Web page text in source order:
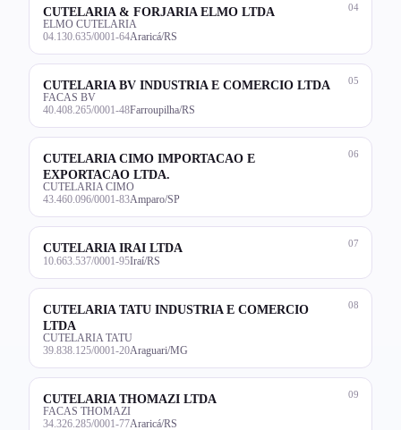
04
CUTELARIA & FORJARIA ELMO LTDA
ELMO CUTELARIA
04.130.635/0001-64Araricá/RS
05
CUTELARIA BV INDUSTRIA E COMERCIO LTDA
FACAS BV
40.408.265/0001-48Farroupilha/RS
06
CUTELARIA CIMO IMPORTACAO E
EXPORTACAO LTDA.
CUTELARIA CIMO
43.460.096/0001-83Amparo/SP
07
CUTELARIA IRAI LTDA
10.663.537/0001-95Iraí/RS
08
CUTELARIA TATU INDUSTRIA E COMERCIO
LTDA
CUTELARIA TATU
39.838.125/0001-20Araguari/MG
09
CUTELARIA THOMAZI LTDA
FACAS THOMAZI
34.326.285/0001-77Araricá/RS